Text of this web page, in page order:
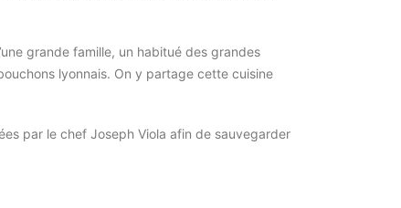
grande famille, un habitué des grandes
lyonnais. On y partage cette cuisine
par le chef Joseph Viola afin de sauvegarder